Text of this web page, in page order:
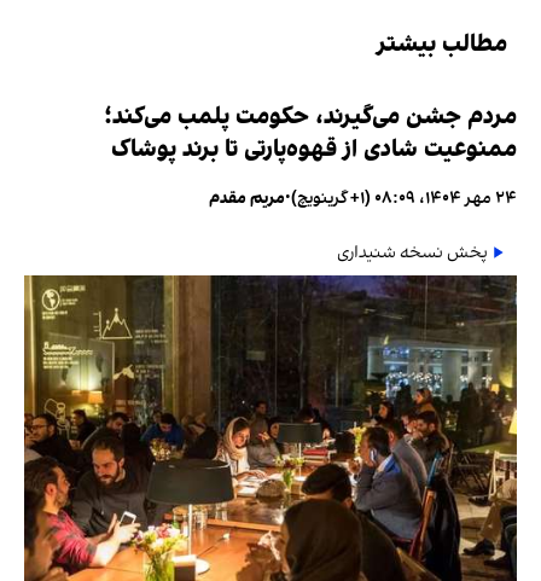
مطالب بیشتر
مردم جشن می‌گیرند، حکومت پلمب می‌کند؛
ممنوعیت شادی از قهوه‌پارتی تا برند پوشاک
۲۴ مهر ۱۴۰۴، ۰۸:۰۹ (‎+۱ گرینویچ) •مریم مقدم
پخش نسخه شنیداری